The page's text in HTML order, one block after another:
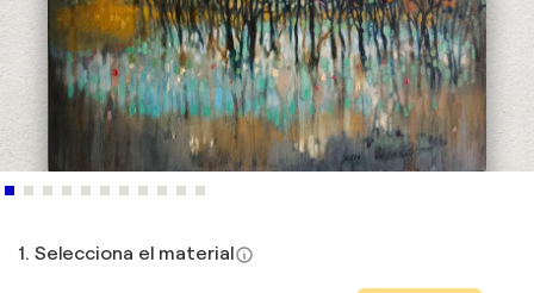
1. Selecciona el material